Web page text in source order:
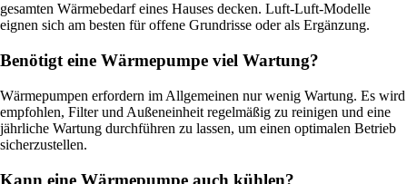
gesamten Wärmebedarf eines Hauses decken. Luft-Luft-Modelle
eignen sich am besten für offene Grundrisse oder als Ergänzung.
Benötigt eine Wärmepumpe viel Wartung?
Wärmepumpen erfordern im Allgemeinen nur wenig Wartung. Es wird
empfohlen, Filter und Außeneinheit regelmäßig zu reinigen und eine
jährliche Wartung durchführen zu lassen, um einen optimalen Betrieb
sicherzustellen.
Kann eine Wärmepumpe auch kühlen?